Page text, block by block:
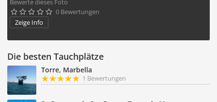
Bewerte dieses Foto
     0 Bewertungen
Zeige Info
Die besten Tauchplätze
Torre, Marbella
1 Bewertungen